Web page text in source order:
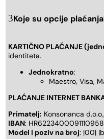
Koje su opcije
KARTIČNO PLAĆANJE
identiteta.
Jednokratno:
Maestro, Visa,
PLAĆANJE INTERNET
Primatelj: Konsonanca
IBAN:
Model i poziv na broj: |00|